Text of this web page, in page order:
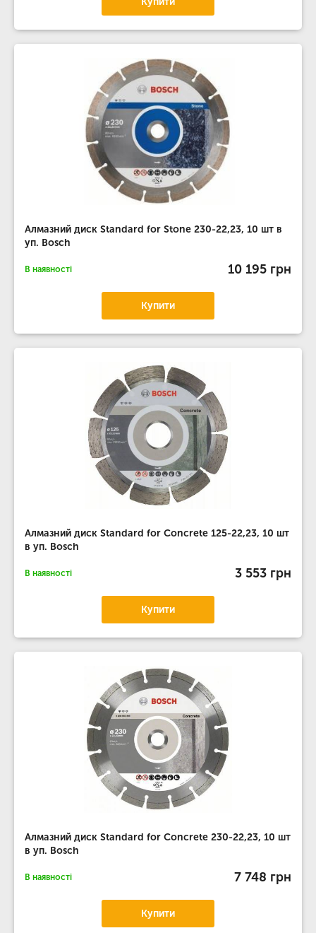
Алмазний диск Standard for Stone 230-22,23, 10 шт в
уп. Bosch
В наявності 10 195 грн
Купити
Алмазний диск Standard for Concrete 125-22,23, 10 шт
в уп. Bosch
В наявності 3 553 грн
Купити
Алмазний диск Standard for Concrete 230-22,23, 10 шт
в уп. Bosch
В наявності 7 748 грн
Купити